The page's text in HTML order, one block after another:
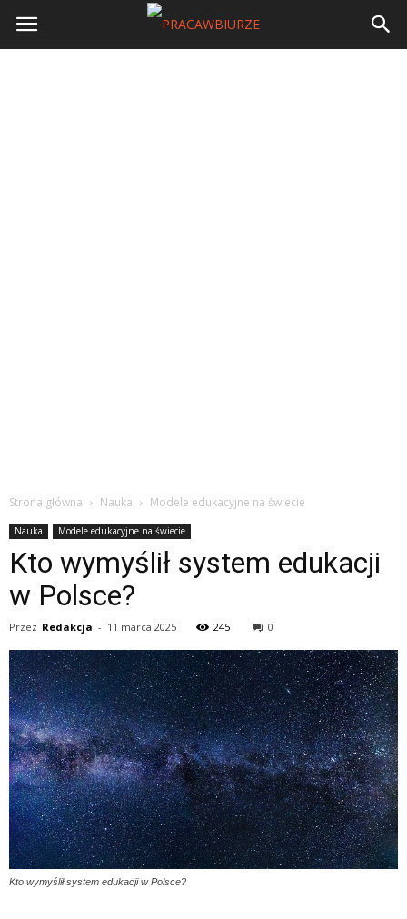
Strona główna Nauka Modele edukacyjne na świecie
Nauka Modele edukacyjne na świecie
Kto wymyślił system edukacji
w Polsce?
Przez Redakcja - 11 marca 2025 245 0
Kto wymyślił system edukacji w Polsce?